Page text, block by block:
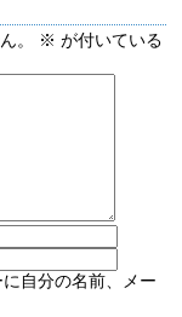
。 ※ が付いている
自分の名前、メー